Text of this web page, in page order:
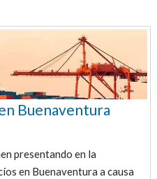
Buenaventura
presentando en la
en Buenaventura a causa